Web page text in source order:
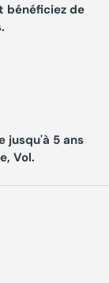
bénéficiez de
jusqu'à 5 ans
Vol.